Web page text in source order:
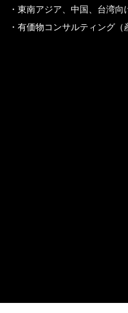
・東南アジア、中国、台湾向
・有価物コンサルティング（